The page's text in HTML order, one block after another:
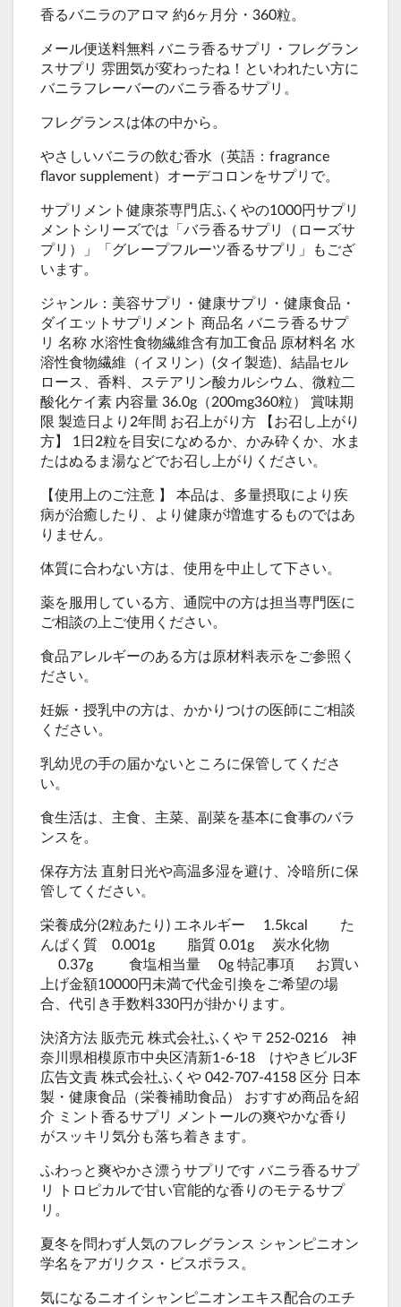
香るバニラのアロマ 約6ヶ月分・360粒。
メール便送料無料 バニラ香るサプリ・フレグラン
スサプリ 雰囲気が変わったね！といわれたい方に
バニラフレーバーのバニラ香るサプリ。
フレグランスは体の中から。
やさしいバニラの飲む香水（英語：fragrance
flavor supplement）オーデコロンをサプリで。
サプリメント健康茶専門店ふくやの1000円サプリ
メントシリーズでは「バラ香るサプリ（ローズサ
プリ）」「グレープフルーツ香るサプリ」もござ
います。
ジャンル：美容サプリ・健康サプリ・健康食品・
ダイエットサプリメント 商品名 バニラ香るサプ
リ 名称 水溶性食物繊維含有加工食品 原材料名 水
溶性食物繊維（イヌリン）(タイ製造)、結晶セル
ロース、香料、ステアリン酸カルシウム、微粒二
酸化ケイ素 内容量 36.0g（200mg360粒） 賞味期
限 製造日より2年間 お召上がり方 【お召し上がり
方】 1日2粒を目安になめるか、かみ砕くか、水ま
たはぬるま湯などでお召し上がりください。
【使用上のご注意 】 本品は、多量摂取により疾
病が治癒したり、より健康が増進するものではあ
りません。
体質に合わない方は、使用を中止して下さい。
薬を服用している方、通院中の方は担当専門医に
ご相談の上ご使用ください。
食品アレルギーのある方は原材料表示をご参照く
ださい。
妊娠・授乳中の方は、かかりつけの医師にご相談
ください。
乳幼児の手の届かないところに保管してくださ
い。
食生活は、主食、主菜、副菜を基本に食事のバラ
ンスを。
保存方法 直射日光や高温多湿を避け、冷暗所に保
管してください。
栄養成分(2粒あたり) エネルギー 1.5kcal た
んぱく質 0.001g 脂質 0.01g 炭水化物
0.37g 食塩相当量 0g 特記事項 お買い
上げ金額10000円未満で代金引換をご希望の場
合、代引き手数料330円が掛かります。
決済方法 販売元 株式会社ふくや 〒252-0216 神
奈川県相模原市中央区清新1-6-18 けやきビル3F
広告文責 株式会社ふくや 042-707-4158 区分 日本
製・健康食品（栄養補助食品） おすすめ商品を紹
介 ミント香るサプリ メントールの爽やかな香り
がスッキリ気分も落ち着きます。
ふわっと爽やかさ漂うサプリです バニラ香るサプ
リ トロピカルで甘い官能的な香りのモテるサプ
リ。
夏冬を問わず人気のフレグランス シャンピニオン
学名をアガリクス・ビスポラス。
気になるニオイシャンピニオンエキス配合のエチ